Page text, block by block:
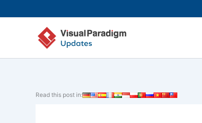
容
キ
Read this post in: